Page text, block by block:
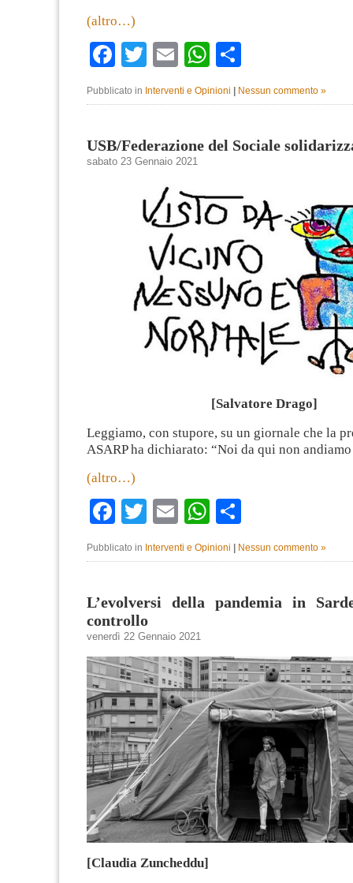
(altro…)
Facebook
TwitterEmailWhatsApp
Pubblicato in Interventi e Opinioni | Nessun commento »
USB/Federazione del Sociale
sabato 23 Gennaio 2021
[Salvatore Drago]
Leggiamo, con stupore, su un giornale che la
ASARP ha dichiarato: “Noi da qui non
(altro…)
Facebook
TwitterEmailWhatsApp
Pubblicato in Interventi e Opinioni Nessun commento »
L’evolversi della pandemia in
controllo
venerdì 22 Gennaio 2021
[Claudia Zuncheddu]